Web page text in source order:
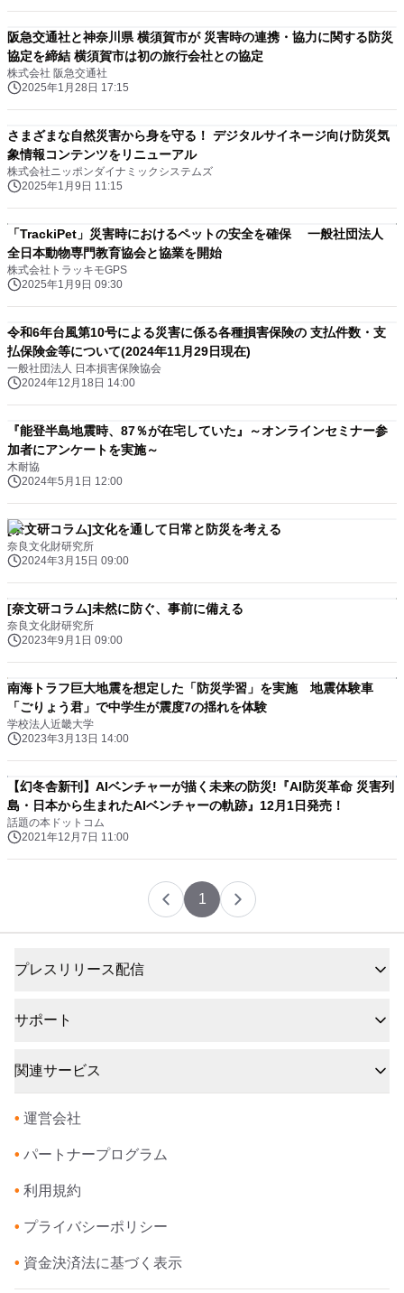
阪急交通社と神奈川県 横須賀市が 災害時の連携・協力に関する防災
協定を締結 横須賀市は初の旅行会社との協定
株式会社 阪急交通社
2025年1月28日 17:15
さまざまな自然災害から身を守る！ デジタルサイネージ向け防災気
象情報コンテンツをリニューアル
株式会社ニッポンダイナミックシステムズ
2025年1月9日 11:15
「TrackiPet」災害時におけるペットの安全を確保 一般社団法人
全日本動物専門教育協会と協業を開始
株式会社トラッキモGPS
2025年1月9日 09:30
令和6年台風第10号による災害に係る各種損害保険の 支払件数・支
払保険金等について(2024年11月29日現在)
一般社団法人 日本損害保険協会
2024年12月18日 14:00
『能登半島地震時、87％が在宅していた』～オンラインセミナー参
加者にアンケートを実施～
木耐協
2024年5月1日 12:00
[奈文研コラム]文化を通して日常と防災を考える
奈良文化財研究所
2024年3月15日 09:00
[奈文研コラム]未然に防ぐ、事前に備える
奈良文化財研究所
2023年9月1日 09:00
南海トラフ巨大地震を想定した「防災学習」を実施 地震体験車
「ごりょう君」で中学生が震度7の揺れを体験
学校法人近畿大学
2023年3月13日 14:00
【幻冬舎新刊】AIベンチャーが描く未来の防災!『AI防災革命 災害列
島・日本から生まれたAIベンチャーの軌跡』12月1日発売！
話題の本ドットコム
2021年12月7日 11:00
1
プレスリリース配信
サポート
関連サービス
• 運営会社
• パートナープログラム
• 利用規約
• プライバシーポリシー
• 資金決済法に基づく表示